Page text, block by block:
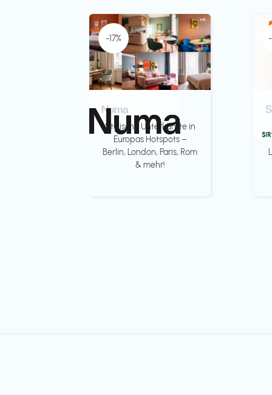
-17%
Numa
Stylische Unterkünfte in
Europas Hotspots –
Berlin, London, Paris, Rom
& mehr!